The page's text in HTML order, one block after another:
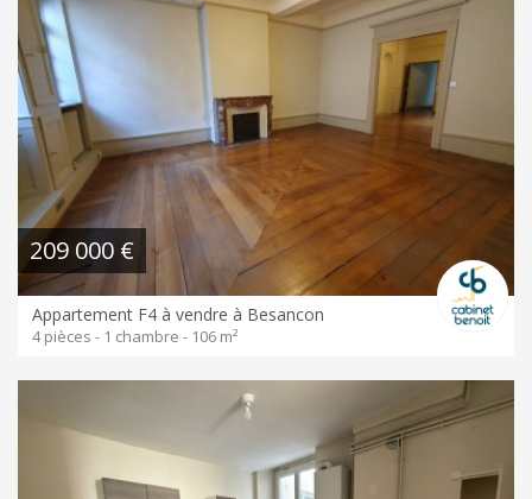
209 000 €
Appartement F4 à vendre à Besancon
4 pièces - 1 chambre - 106 m²